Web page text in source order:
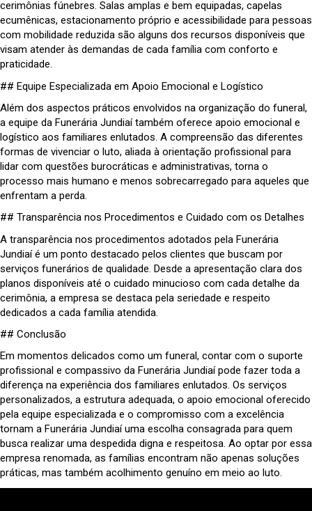
cerimônias fúnebres. Salas amplas e bem equipadas, capelas
ecumênicas, estacionamento próprio e acessibilidade para pessoas
com mobilidade reduzida são alguns dos recursos disponíveis que
visam atender às demandas de cada família com conforto e
praticidade.
## Equipe Especializada em Apoio Emocional e Logístico
Além dos aspectos práticos envolvidos na organização do funeral,
a equipe da Funerária Jundiaí também oferece apoio emocional e
logístico aos familiares enlutados. A compreensão das diferentes
formas de vivenciar o luto, aliada à orientação profissional para
lidar com questões burocráticas e administrativas, torna o
processo mais humano e menos sobrecarregado para aqueles que
enfrentam a perda.
## Transparência nos Procedimentos e Cuidado com os Detalhes
A transparência nos procedimentos adotados pela Funerária
Jundiaí é um ponto destacado pelos clientes que buscam por
serviços funerários de qualidade. Desde a apresentação clara dos
planos disponíveis até o cuidado minucioso com cada detalhe da
cerimônia, a empresa se destaca pela seriedade e respeito
dedicados a cada família atendida.
## Conclusão
Em momentos delicados como um funeral, contar com o suporte
profissional e compassivo da Funerária Jundiaí pode fazer toda a
diferença na experiência dos familiares enlutados. Os serviços
personalizados, a estrutura adequada, o apoio emocional oferecido
pela equipe especializada e o compromisso com a excelência
tornam a Funerária Jundiaí uma escolha consagrada para quem
busca realizar uma despedida digna e respeitosa. Ao optar por essa
empresa renomada, as famílias encontram não apenas soluções
práticas, mas também acolhimento genuíno em meio ao luto.